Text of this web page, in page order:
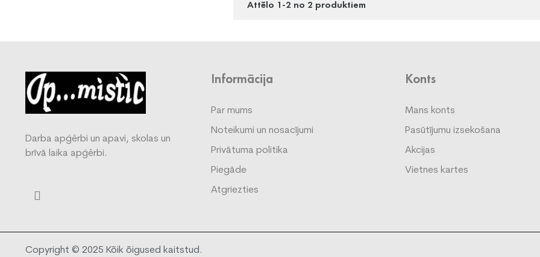
Attēlo 1-2 no 2 produktiem
Darba apģērbi un apavi, skolas un
brīvā laika apģērbi.
Informācija
Par mums
Noteikumi un nosacījumi
Privātuma politika
Piegāde
Atgriezties
Konts
Mans konts
Pasūtījumu izsekošana
Akcijas
Vietnes kartes
Copyright © 2025 Kõik õigused kaitstud.